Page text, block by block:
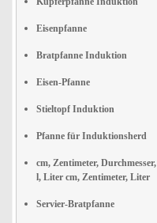
Eisenpfanne
Bratpfanne Induktion
Eisen-Pfanne
Stieltopf Induktion
Pfanne für Induktionsherd
cm, Zentimeter, Durchmesser,
l, Liter cm, Zentimeter, Liter
Servier-Bratpfanne